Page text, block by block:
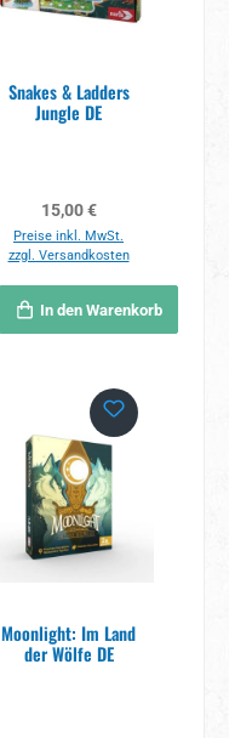
Snakes & Ladders
Jungle DE
Regulärer Preis:
15,00 €
Preise inkl. MwSt.
zzgl. Versandkosten
In den Warenkorb
Moonlight: Im Land
der Wölfe DE